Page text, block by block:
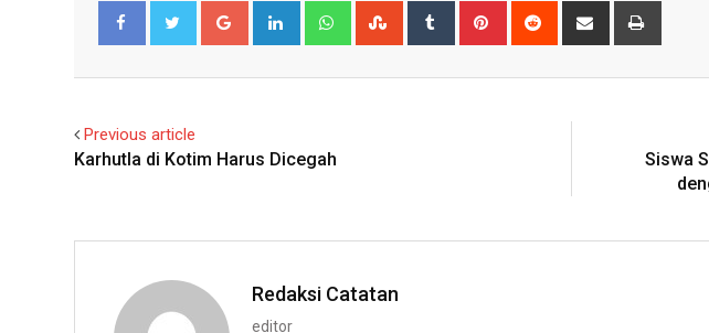
Google+ LinkedIn WhatsappStumbleUpon
Tumblr Pinterest Reddit
Share
Previous article
Karhutla di Kotim Harus Dicegah
Siswa
Redaksi Catatan
editor